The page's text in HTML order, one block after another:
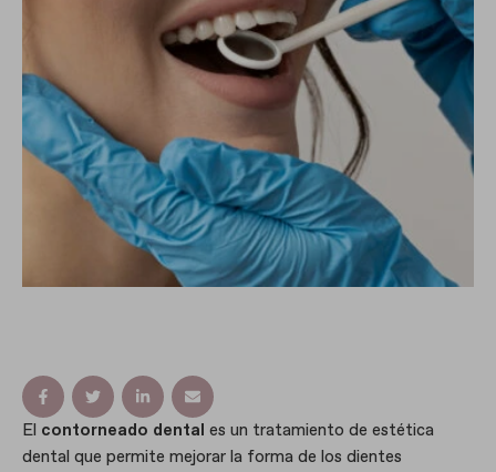
El contorneado dental es un tratamiento de estética
dental que permite mejorar la forma de los dientes